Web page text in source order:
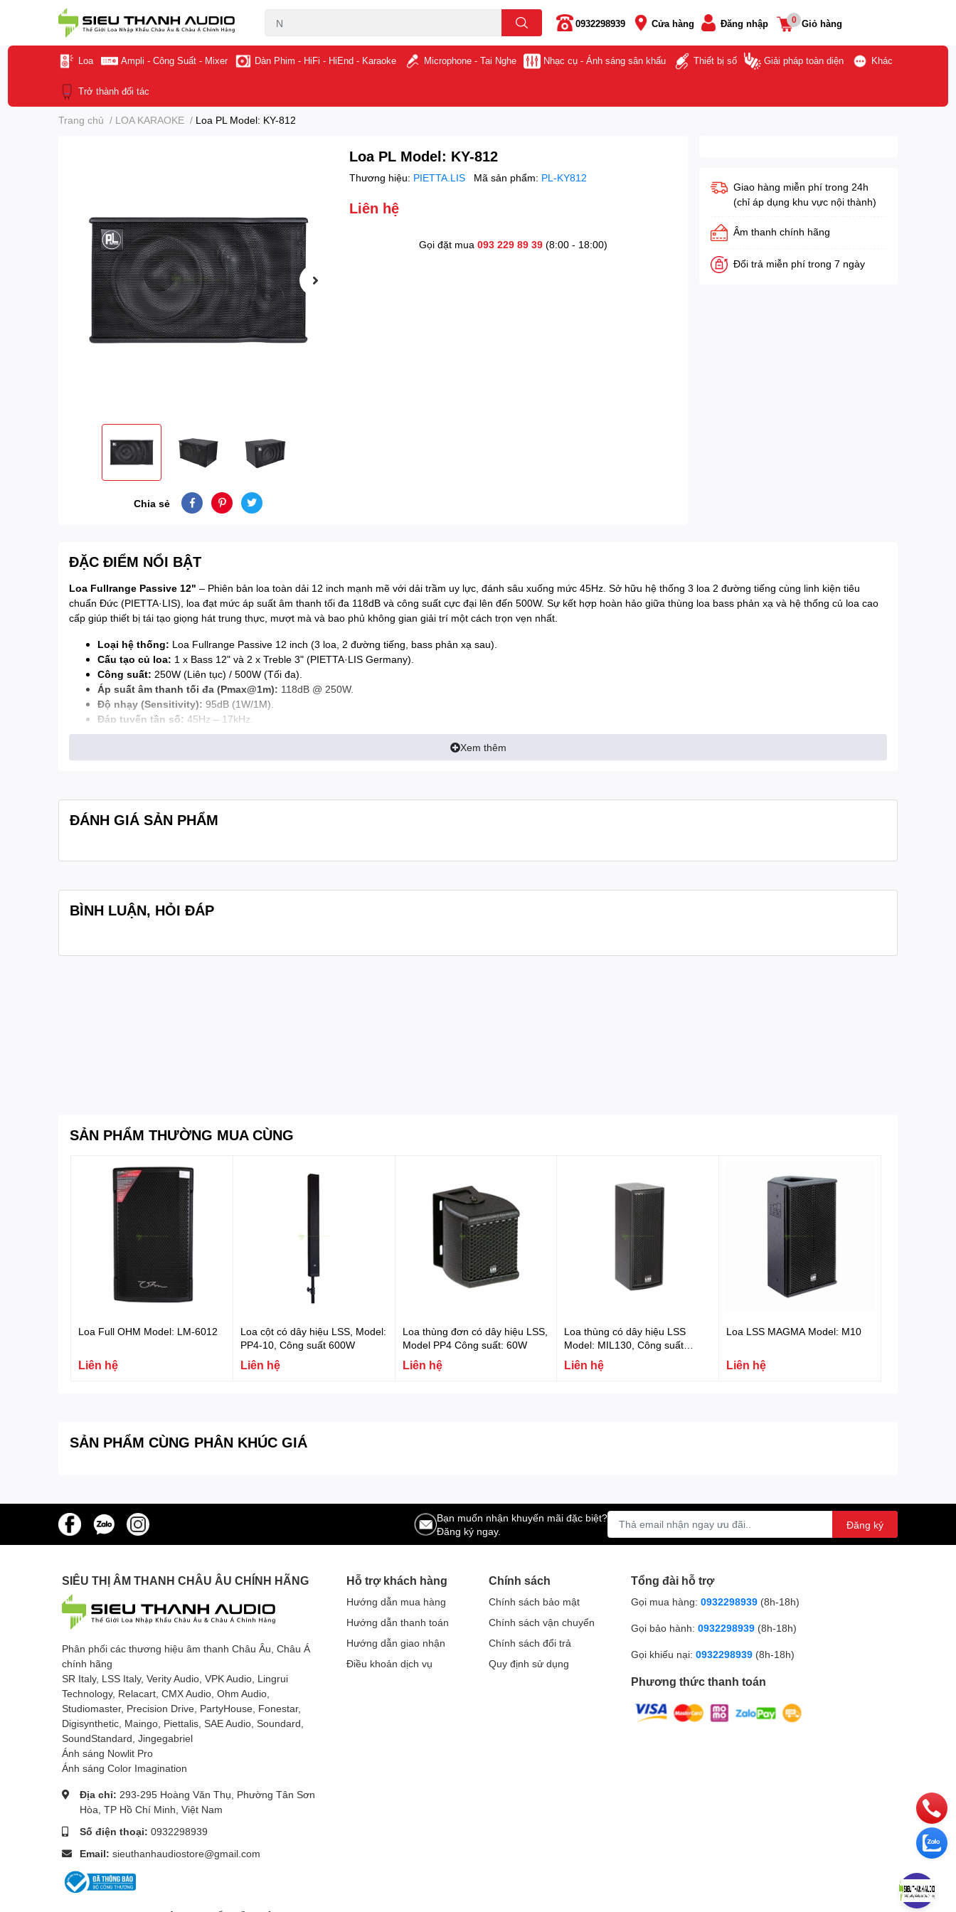
0932298939 Cửa hàng Đăng nhập Giỏ hàng
0
Loa Ampli - Công Suất - Mixer Dàn Phim - HiFi - HiEnd - Karaoke Microphone - Tai Nghe Nhạc cụ - Ánh sáng sân khấu Thiết bị số Giải pháp toàn diện Khác
Trở thành đối tác
Trang chủ / LOA KARAOKE / Loa PL Model: KY-812
Chia sẻ
Loa PL Model: KY-812
Thương hiệu: PIETTA.LIS Mã sản phẩm: PL-KY812
Liên hệ
Gọi đặt mua 093 229 89 39(8:00 - 18:00)
Giao hàng miễn phí trong 24h
(chỉ áp dụng khu vực nội thành)
Âm thanh chính hãng
Đổi trả miễn phí trong 7 ngày
ĐẶC ĐIỂM NỔI BẬT
Loa Fullrange Passive 12" – Phiên bản loa toàn dải 12 inch mạnh mẽ với dải trầm uy lực, đánh sâu xuống mức 45Hz. Sở hữu hệ thống 3 loa 2 đường tiếng cùng linh kiện tiêu
chuẩn Đức (PIETTA·LIS), loa đạt mức áp suất âm thanh tối đa 118dB và công suất cực đại lên đến 500W. Sự kết hợp hoàn hảo giữa thùng loa bass phản xạ và hệ thống củ loa cao
cấp giúp thiết bị tái tạo giọng hát trung thực, mượt mà và bao phủ không gian giải trí một cách trọn vẹn nhất.
Loại hệ thống: Loa Fullrange Passive 12 inch (3 loa, 2 đường tiếng, bass phản xạ sau).
Cấu tạo củ loa: 1 x Bass 12" và 2 x Treble 3" (PIETTA·LIS Germany).
Công suất: 250W (Liên tục) / 500W (Tối đa).
Áp suất âm thanh tối đa (Pmax@1m): 118dB @ 250W.
Độ nhạy (Sensitivity): 95dB (1W/1M).
Đáp tuyến tần số: 45Hz – 17kHz.
Trở kháng định mức:8 Ohm.
Trọng lượng:32 kg / cặp.
Xem thêm
ĐÁNH GIÁ SẢN PHẨM
BÌNH LUẬN, HỎI ĐÁP
SẢN PHẨM THƯỜNG MUA CÙNG
Loa Full OHM Model: LM-6012
Liên hệ
Loa cột có dây hiệu LSS, Model:
PP4-10, Công suất 600W
Liên hệ
Loa thùng đơn có dây hiệu LSS,
Model PP4 Công suất: 60W
Liên hệ
Loa thùng có dây hiệu LSS
Model: MIL130, Công suất
200W
Liên hệ
Loa LSS MAGMA Model: M10
Liên hệ
SẢN PHẨM CÙNG PHÂN KHÚC GIÁ
Bạn muốn nhận khuyến mãi đặc biệt?
Đăng ký ngay.
Đăng ký
SIÊU THỊ ÂM THANH CHÂU ÂU CHÍNH HÃNG
Phân phối các thương hiệu âm thanh Châu Âu, Châu Á
chính hãng
SR Italy, LSS Italy, Verity Audio, VPK Audio, Lingrui
Technology, Relacart, CMX Audio, Ohm Audio,
Studiomaster, Precision Drive, PartyHouse, Fonestar,
Digisynthetic, Maingo, Piettalis, SAE Audio, Soundard,
SoundStandard, Jingegabriel
Ánh sáng Nowlit Pro
Ánh sáng Color Imagination
Địa chỉ: 293-295 Hoàng Văn Thụ, Phường Tân Sơn
Hòa, TP Hồ Chí Minh, Việt Nam
Số điện thoại: 0932298939
Email: sieuthanhaudiostore@gmail.com
Hỗ trợ khách hàng
Hướng dẫn mua hàng
Hướng dẫn thanh toán
Hướng dẫn giao nhận
Điều khoản dịch vụ
Chính sách
Chính sách bảo mật
Chính sách vận chuyển
Chính sách đổi trả
Quy định sử dụng
Tổng đài hỗ trợ
Gọi mua hàng: 0932298939 (8h-18h)
Gọi bảo hành: 0932298939 (8h-18h)
Gọi khiếu nại: 0932298939 (8h-18h)
Phương thức thanh toán